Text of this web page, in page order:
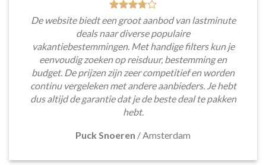
De website biedt een groot aanbod van lastminute
deals naar diverse populaire
vakantiebestemmingen. Met handige filters kun je
eenvoudig zoeken op reisduur, bestemming en
budget. De prijzen zijn zeer competitief en worden
continu vergeleken met andere aanbieders. Je hebt
dus altijd de garantie dat je de beste deal te pakken
hebt.
Puck Snoeren /Amsterdam